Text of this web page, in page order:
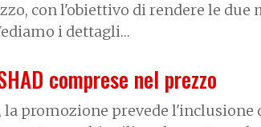
con l'obiettivo di rendere le due
i dettagli…
comprese nel prezzo
, la promozione prevede l'inclusione